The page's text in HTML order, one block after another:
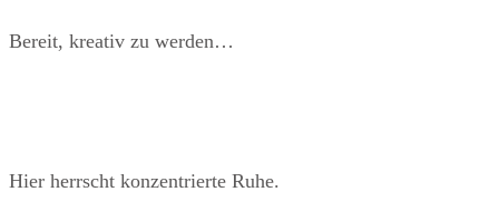
Bereit, kreativ zu werden…
Hier herrscht konzentrierte Ruhe.